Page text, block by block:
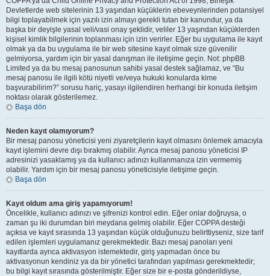
Devletlerde web sitelerinin 13 yaşından küçüklerin ebeveynlerinden potansiyel
bilgi toplayabilmek için yazılı izin almayı gerekli tutan bir kanundur, ya da
başka bir deyişle yasal veli/vasi onay şeklidir, veliler 13 yaşından küçüklerden
kişisel kimlik bilgilerinin toplanması için izin verirler. Eğer bu uygulama ile kayıt
olmak ya da bu uygulama ile bir web sitesine kayıt olmak size güvenilir
gelmiyorsa, yardım için bir yasal danışman ile iletişime geçin. Not: phpBB
Limited ya da bu mesaj panosunun sahibi yasal destek sağlamaz, ve “Bu
mesaj panosu ile ilgili kötü niyetli ve/veya hukuki konularda kime
başvurabilirim?” sorusu hariç, yasayı ilgilendiren herhangi bir konuda iletişim
noktası olarak gösterilemez.
Başa dön
Neden kayıt olamıyorum?
Bir mesaj panosu yöneticisi yeni ziyaretçilerin kayıt olmasını önlemek amacıyla
kayıt işlemini devre dışı bırakmış olabilir. Ayrıca mesaj panosu yöneticisi IP
adresinizi yasaklamış ya da kullanıcı adınızı kullanmanıza izin vermemiş
olabilir. Yardım için bir mesaj panosu yöneticisiyle iletişime geçin.
Başa dön
Kayıt oldum ama giriş yapamıyorum!
Öncelikle, kullanıcı adınızı ve şifrenizi kontrol edin. Eğer onlar doğruysa, o
zaman şu iki durumdan biri meydana gelmiş olabilir. Eğer COPPA desteği
açıksa ve kayıt sırasında 13 yaşından küçük olduğunuzu belirttiyseniz, size tarif
edilen işlemleri uygulamanız gerekmektedir. Bazı mesaj panoları yeni
kayıtlarda ayrıca aktivasyon istemektedir, giriş yapmadan önce bu
aktivasyonun kendiniz ya da bir yönetici tarafından yapılması gerekmektedir;
bu bilgi kayıt sırasında gösterilmiştir. Eğer size bir e-posta gönderildiyse,